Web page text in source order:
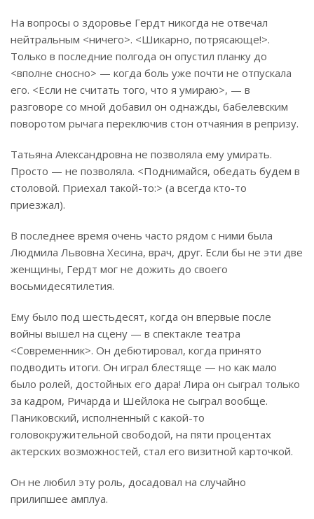
На вопросы о здоровье Гердт никогда не отвечал
нейтральным <ничего>. <Шикарно, потрясающе!>.
Только в последние полгода он опустил планку до
<вполне сносно> — когда боль уже почти не отпускала
его. <Если не считать того, что я умираю>, — в
разговоре со мной добавил он однажды, бабелевским
поворотом рычага переключив стон отчаяния в репризу.
Татьяна Александровна не позволяла ему умирать.
Просто — не позволяла. <Поднимайся, обедать будем в
столовой. Приехал такой-то:> (а всегда кто-то
приезжал).
В последнее время очень часто рядом с ними была
Людмила Львовна Хесина, врач, друг. Если бы не эти две
женщины, Гердт мог не дожить до своего
восьмидесятилетия.
Ему было под шестьдесят, когда он впервые после
войны вышел на сцену — в спектакле театра
<Современник>. Он дебютировал, когда принято
подводить итоги. Он играл блестяще — но как мало
было ролей, достойных его дара! Лира он сыграл только
за кадром, Ричарда и Шейлока не сыграл вообще.
Паниковский, исполненный с какой-то
головокружительной свободой, на пяти процентах
актерских возможностей, стал его визитной карточкой.
Он не любил эту роль, досадовал на случайно
прилипшее амплуа.